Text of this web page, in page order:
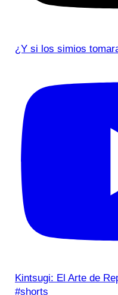
¿Y si los simios
Kintsugi: El Arte de
#shorts